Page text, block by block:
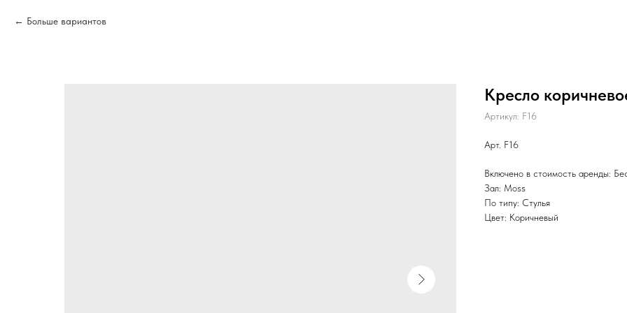
Больше вариантов
Кресло
Артикул: F16
Арт. F16
Включено в стоимость аренды:
Зал: Moss
По типу: Стулья
Цвет: Коричневый